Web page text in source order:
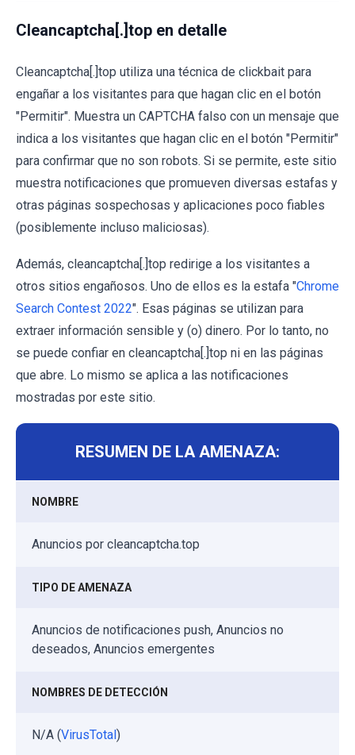
Cleancaptcha[.]top en detalle
Cleancaptcha[.]top utiliza una técnica de clickbait para
engañar a los visitantes para que hagan clic en el botón
"Permitir". Muestra un CAPTCHA falso con un mensaje que
indica a los visitantes que hagan clic en el botón "Permitir"
para confirmar que no son robots. Si se permite, este sitio
muestra notificaciones que promueven diversas estafas y
otras páginas sospechosas y aplicaciones poco fiables
(posiblemente incluso maliciosas).
Además, cleancaptcha[.]top redirige a los visitantes a
otros sitios engañosos. Uno de ellos es la estafa "Chrome
Search Contest 2022". Esas páginas se utilizan para
extraer información sensible y (o) dinero. Por lo tanto, no
se puede confiar en cleancaptcha[.]top ni en las páginas
que abre. Lo mismo se aplica a las notificaciones
mostradas por este sitio.
RESUMEN DE LA AMENAZA:
NOMBRE
Anuncios por cleancaptcha.top
TIPO DE AMENAZA
Anuncios de notificaciones push, Anuncios no
deseados, Anuncios emergentes
NOMBRES DE DETECCIÓN
N/A (VirusTotal)